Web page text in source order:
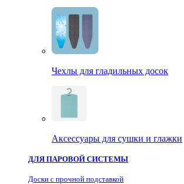
Чехлы для гладильных досок
Аксессуары для сушки и глажки
ДЛЯ ПАРОВОЙ СИСТЕМЫ
Доски с прочной подставкой